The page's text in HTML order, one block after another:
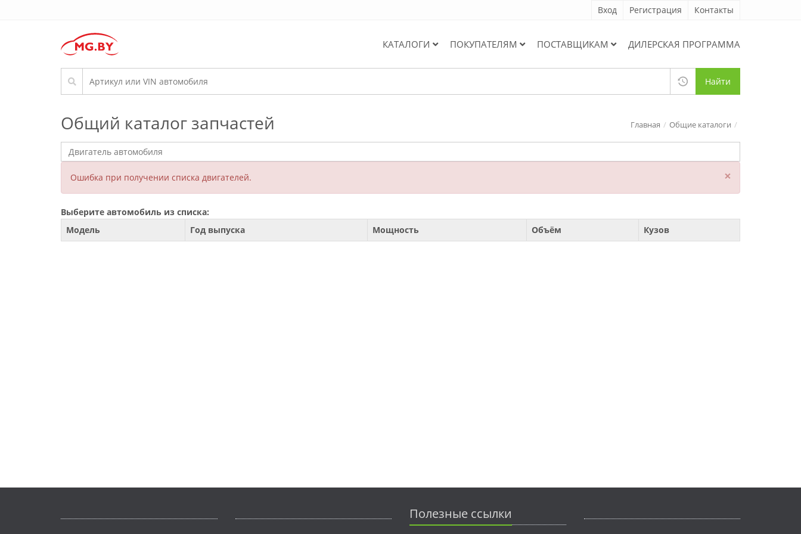
Вход Регистрация Контакты
КАТАЛОГИ ПОКУПАТЕЛЯМ ПОСТАВЩИКАМ ДИЛЕРСКАЯ ПРОГРАММА
Найти
Общий каталог запчастей Главная Общие каталоги
Ошибка при получении списка двигателей. ×
Выберите автомобиль из списка:
Модель
Год выпуска Мощность Объём Кузов
Полезные ссылки